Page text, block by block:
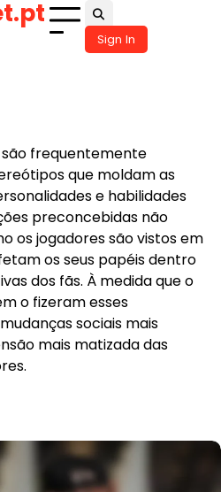
Sign In
são frequentemente
que moldam as
e habilidades
preconcebidas não
os jogadores são vistos em
os seus papéis dentro
dos fãs. À medida que o
o fizeram esses
sociais mais
mais matizada das